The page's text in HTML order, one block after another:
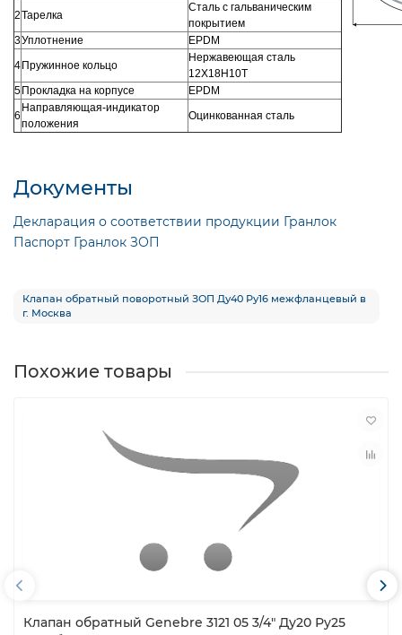
2Тарелка
Сталь с гальваническим
покрытием
3Уплотнение
EPDM
4 Пружинное кольцо
Нержавеющая сталь
12X18H10T
5 Прокладка на корпусе
EPDM
6
Направляющая-индикатор
положения
Оцинкованная сталь
Документы
Декларация о соответствии продукции Гранлок
Паспорт Гранлок ЗОП
Клапан обратный поворотный ЗОП Ду40 Ру16 межфланцевый в
г. Москва
Похожие товары
Клапан обратный Genebre 3121 05 3/4″ Ду20 Ру25